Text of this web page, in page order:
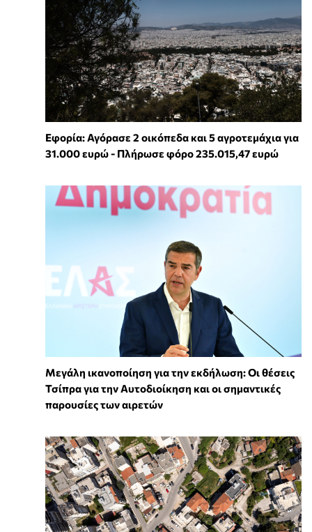
Εφορία: Αγόρασε 2 οικόπεδα και 5 αγροτεμάχια για
31.000 ευρώ - Πλήρωσε φόρο 235.015,47 ευρώ
Μεγάλη ικανοποίηση για την εκδήλωση: Οι θέσεις
Τσίπρα για την Αυτοδιοίκηση και οι σημαντικές
παρουσίες των αιρετών